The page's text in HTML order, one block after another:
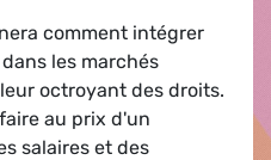
comment intégrer
les marchés
octroyant des droits.
au prix d'un
salaires et des